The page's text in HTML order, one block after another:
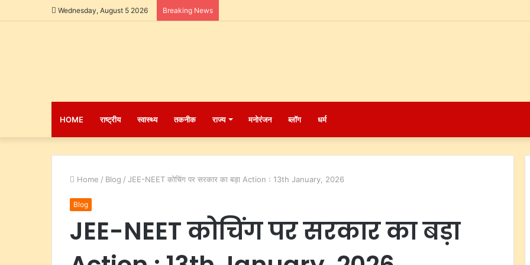
Wednesday, August 5 2026 Breaking News
HOME राष्ट्रीय स्वास्थ्य तकनीक राज्य मनोरंजन ब्लॉग धर्म
Home / Blog / JEE-NEET कोचिंग पर सरकार का बड़ा Action : 13th January, 2026
Blog
JEE-NEET कोचिंग पर सरकार का बड़ा